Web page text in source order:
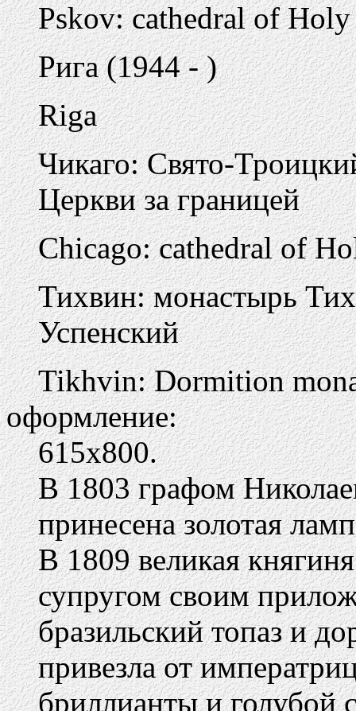
Pskov: cathedral of
Рига (1944 - )
Riga
Чикаго: Свято-
Церкви за границей
Chicago: cathedral of
Тихвин: монастырь
Успенский
Tikhvin: Dormition
оформление:
615х800.
В 1803 графом
принесена золотая
В 1809 великая
супругом своим
бразильский топаз и
привезла от
бриллианты и голубой